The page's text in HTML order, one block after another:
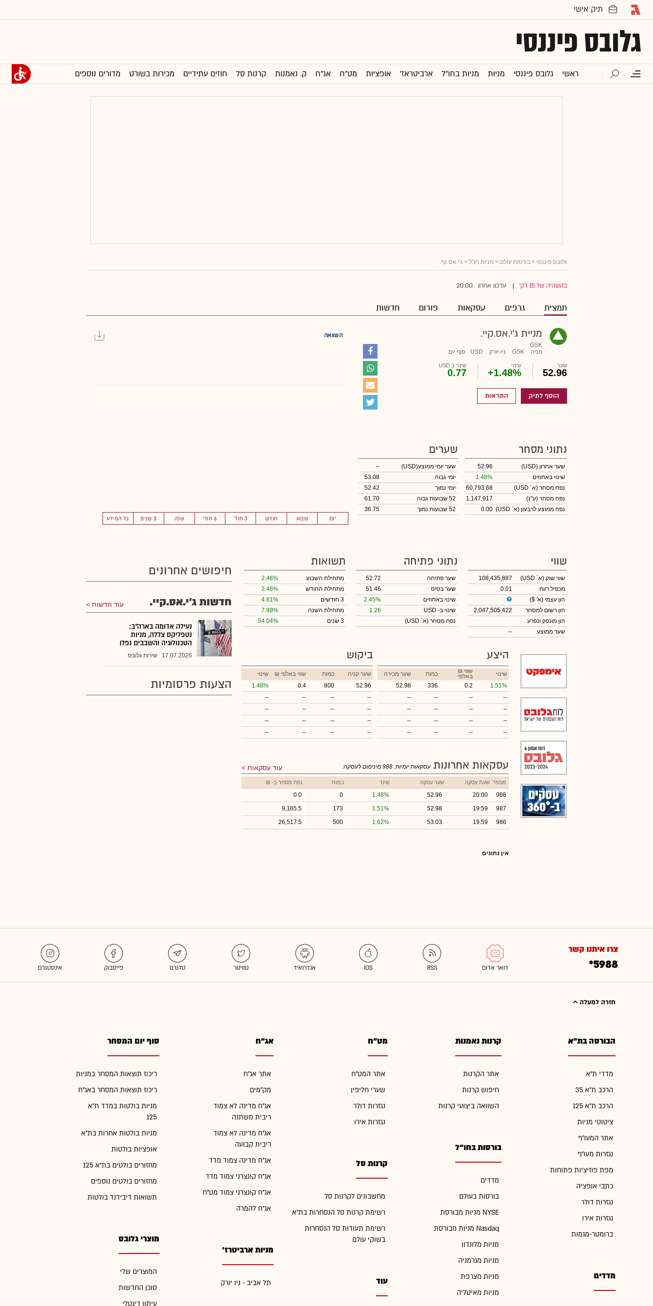
גלובס פיננסי
ראשי גלובס פיננסי מניות מניות בחו"ל ארביטראז' אופציות מט"ח אג"ח ק. נאמנות קרנות סל חוזים עתידיים מכירות בשורט מדורים נוספים
גלובס פיננסי > בורסות עולם > מניות חו"ל > ג'י.אס.קיי.
בהשהיה של 15 דק' עדכון אחרון 20:00
תמצית גרפים עסקאות פורום חדשות
מניית ג'י.אס.קיי.
GSK
מניה
GSK ניו-יורק USD סוף יום
שער
52.96
שינוי
+1.48%
שינוי ב USD
0.77
הוסף לתיק התראות
השוואה
יום שבוע חודש 3 חוד' 6 חוד' שנה 3 שנים כל המידע
נתוני מסחר
שער אחרון (USD)
52.96
שינוי באחוזים
1.48%
נפח מסחר (א` USD)
60,793.68
נפח מסחר (ע"נ)
1,147,917
נפח ממוצע לרבעון (א` USD)
0.00
שערים
שער יומי ממוצע(USD)
--
יומי גבוה
53.08
יומי נמוך
52.42
52 שבועות גבוה
61.70
52 שבועות נמוך
36.75
שווי
שווי שוק (א` USD)
108,435,887
מכפיל רווח
0.01
הון עצמי (א' $)
הון רשום למסחר
2,047,505,422
הון מונפק ונפרע
שער ממוצע
--
נתוני פתיחה
שער פתיחה
52.72
שער בסיס
51.46
שינוי באחוזים
2.45%
שינוי ב- USD
1.26
נפח מסחר (א` USD)
תשואות
מתחילת השבוע
2.46%
מתחילת החודש
2.46%
3 חודשים
4.81%
מתחילת השנה
7.99%
3 שנים
54.04%
היצע
שינוי ₪ שווי
באלפי כמות
שער מכירה
1.51%
0.2
336
52.98
--
--
--
--
--
--
--
--
--
--
--
--
--
--
--
--
ביקוש
שער קניה כמות ₪ שווי באלפי
שינוי
52.96
800
0.4
1.48%
--
--
--
--
--
--
--
--
--
--
--
--
--
--
--
--
עסקאות אחרונות עוד עסקאות עסקאות יומיות: 988 מינימום לעסקה:
מספר שעת עסקה שער עסקה שינוי כמות נפח מסחר ב- ₪
988
20:00
52.96
1.48%
0
0.0
987
19:59
52.98
1.51%
173
9,165.5
986
19:59
53.03
1.62%
500
26,517.5
אין נתונים
חיפושים אחרונים
חדשות ג'י.אס.קיי. עוד חדשות
נעילה אדומה בארה"ב;
נטפליקס צללה, מניות
הטכנולוגיה והשבבים נפלו
17.07.2026 שירות גלובס
הצעות פרסומיות
צרו איתנו קשר
*5988
חזרה למעלה
הבורסה בת"א
מדדי ת"א
הרכב ת"א 35
הרכב ת"א 125
ציטוטי מניות
אתר המעו"ף
נגזרות מעו"ף
מפת פוזיציות פתוחות
כתבי אופציה
נגזרות דולר
נגזרות אירו
ברומטר-מגמות
מדדים
קרנות נאמנות
אתר הקרנות
חיפוש קרנות
השוואה ביצועי קרנות
בורסות בחו"ל
מדדים
בורסות בעולם
מניות מבורסת NYSE
מניות מבורסת Nasdaq
מניות מלונדון
מניות מגרמניה
מניות מצרפת
מניות מאיטליה
מט"ח
אתר המט"ח
שערי חליפין
נגזרות דולר
נגזרות אירו
קרנות סל
מחשבונים לקרנות סל
רשימת קרנות סל הנסחרות בת"א
רשימת תעודות סל הנסחרות
בשוקי עולם
עוד
אג"ח
אתר אג"ח
מק"מים
אג"ח מדינה לא צמוד
ריבית משתנה
אג"ח מדינה לא צמוד
ריבית קבועה
אג"ח מדינה צמוד מדד
אג"ח קונצרני צמוד מדד
אג"ח קונצרני צמוד מט"ח
אג"ח להמרה
מניות ארביטרז'
תל אביב - ניו יורק
סוף יום המסחר
ריכוז תוצאות המסחר במניות
ריכוז תוצאות המסחר באג"ח
מניות בולטות במדד ת"א
125
מניות בולטות אחרות בת"א
אופציות בולטות
מחזורים בולטים בת"א 125
מחזורים בולטים נוספים
תשואות דיבידנד בולטות
מוצרי גלובס
המוצרים שלי
סוכן החדשות
עיתון דיגטלי